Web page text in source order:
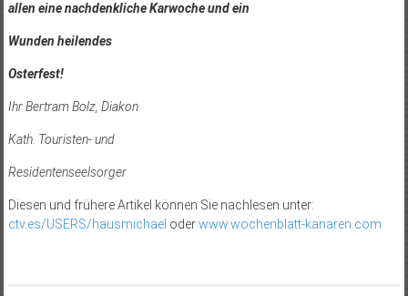
allen eine nachdenkliche Karwoche und ein
Wunden heilendes
Osterfest!
Ihr Bertram Bolz, Diakon
Kath. Touristen- und
Residentenseelsorger
Diesen und frühere Artikel können Sie nachlesen unter:
ctv.es/USERS/hausmichael oderwww.wochenblatt-kanaren.com